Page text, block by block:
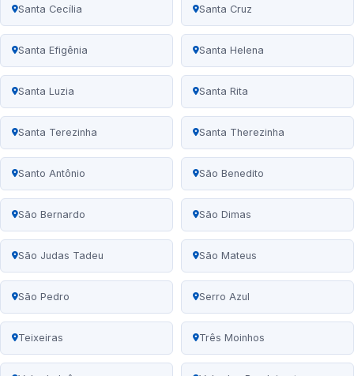
Santa Cecília Santa Cruz
Santa Efigênia Santa Helena
Santa Luzia Santa Rita
Santa Terezinha Santa Therezinha
Santo Antônio São Benedito
São Bernardo São Dimas
São Judas Tadeu São Mateus
São Pedro Serro Azul
Teixeiras Três Moinhos